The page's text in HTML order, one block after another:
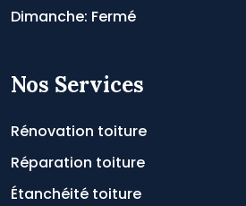
Dimanche: Fermé
Nos Services
Rénovation toiture
Réparation toiture
Étanchéité toiture